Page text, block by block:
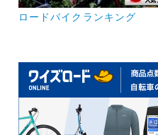
ロードバイクランキング